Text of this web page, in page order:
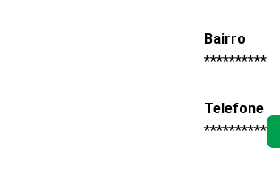
Bairro
**********
Telefone
**********